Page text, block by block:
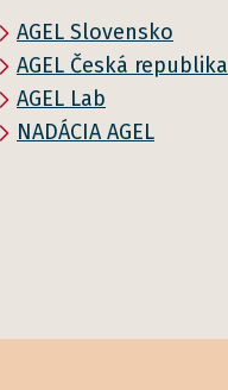
AGEL Slovensko
AGEL Česká republika
AGEL Lab
NADÁCIA AGEL